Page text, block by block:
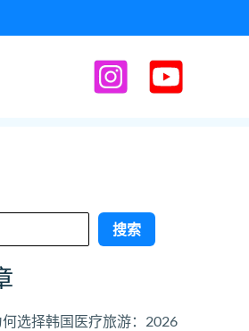
搜索
选择韩国医疗旅游：2026